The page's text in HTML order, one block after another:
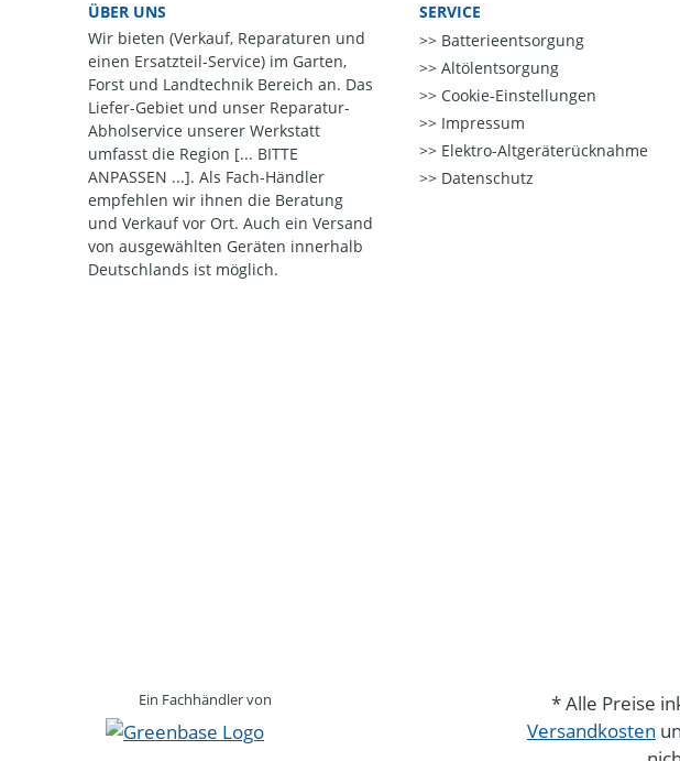
ÜBER UNS
Wir bieten (Verkauf, Reparaturen und
einen Ersatzteil-Service) im Garten,
Forst und Landtechnik Bereich an. Das
Liefer-Gebiet und unser Reparatur-
Abholservice unserer Werkstatt
umfasst die Region [... BITTE
ANPASSEN ...]. Als Fach-Händler
empfehlen wir ihnen die Beratung
und Verkauf vor Ort. Auch ein Versand
von ausgewählten Geräten innerhalb
Deutschlands ist möglich.
SERVICE
Batterieentsorgung
Altölentsorgung
Cookie-Einstellungen
Impressum
Elektro-Altgeräterücknahme
Datenschutz
Ein Fachhändler von
* Alle Preise
Versandkosten